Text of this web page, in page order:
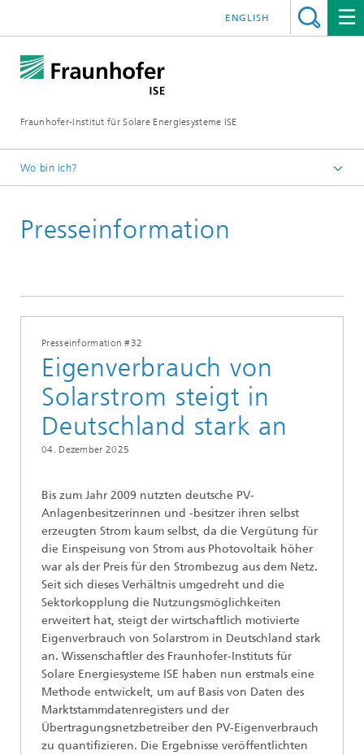
Fraunhofer-Institut für Solare Energiesysteme ISE
ENGLISH
Wo bin ich?
Presseinformation
Presseinformation #32
Eigenverbrauch von
Solarstrom steigt in
Deutschland stark an
04. Dezember 2025
Bis zum Jahr 2009 nutzten deutsche PV-
Anlagenbesitzerinnen und -besitzer ihren selbst
erzeugten Strom kaum selbst, da die Vergütung für
die Einspeisung von Strom aus Photovoltaik höher
war als der Preis für den Strombezug aus dem Netz.
Seit sich dieses Verhältnis umgedreht und die
Sektorkopplung die Nutzungsmöglichkeiten
erweitert hat, steigt der wirtschaftlich motivierte
Eigenverbrauch von Solarstrom in Deutschland stark
an. Wissenschaftler des Fraunhofer-Instituts für
Solare Energiesysteme ISE haben nun erstmals eine
Methode entwickelt, um auf Basis von Daten des
Marktstammdatenregisters und der
Übertragungsnetzbetreiber den PV-Eigenverbrauch
zu quantifizieren. Die Ergebnisse veröffentlichten